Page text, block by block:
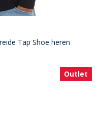
Tap Shoe heren
Outlet